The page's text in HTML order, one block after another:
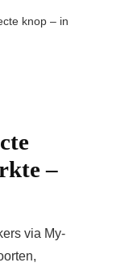
knop – in
–
via My-